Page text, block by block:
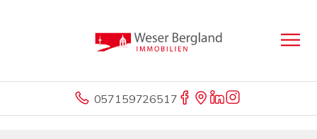
057159726517